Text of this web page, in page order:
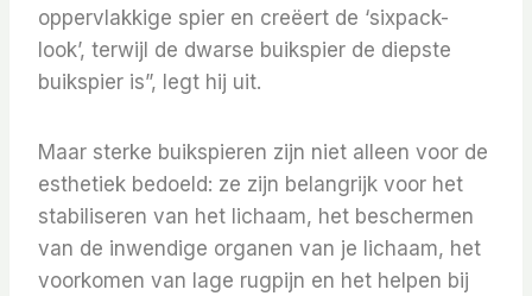
oppervlakkige spier en creëert de ‘sixpack-
look’, terwijl de dwarse buikspier de diepste
buikspier is”, legt hij uit.
Maar sterke buikspieren zijn niet alleen voor de
esthetiek bedoeld: ze zijn belangrijk voor het
stabiliseren van het lichaam, het beschermen
van de inwendige organen van je lichaam, het
voorkomen van lage rugpijn en het helpen bij